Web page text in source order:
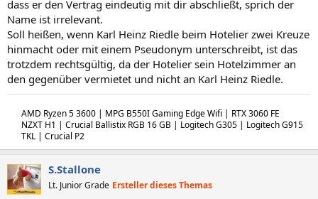
dass er den Vertrag eindeutig mit dir abschließt, sprich der
Name ist irrelevant.
Soll heißen, wenn Karl Heinz Riedle beim Hotelier zwei Kreuze
hinmacht oder mit einem Pseudonym unterschreibt, ist das
trotzdem rechtsgültig, da der Hotelier sein Hotelzimmer an
den gegenüber vermietet und nicht an Karl Heinz Riedle.
AMD Ryzen 5 3600 | MPG B550I Gaming Edge Wifi | RTX 3060 FE
NZXT H1 | Crucial Ballistix RGB 16 GB | Logitech G305 | Logitech G915
TKL | Crucial P2
S.Stallone
Lt. Junior Grade Ersteller dieses Themas